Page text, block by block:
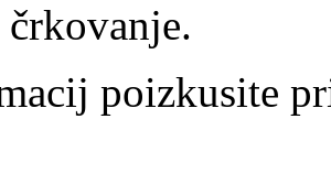
poizkusite